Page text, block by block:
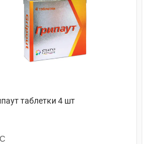
таблетки 4 шт